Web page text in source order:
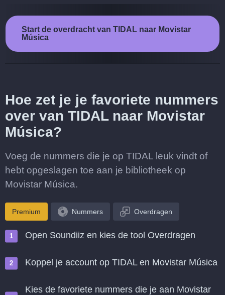
Start de overdracht van TIDAL naar Movistar
Música
Hoe zet je je favoriete nummers
over van TIDAL naar Movistar
Música?
Voeg de nummers die je op TIDAL leuk vindt of
hebt opgeslagen toe aan je bibliotheek op
Movistar Música.
Premium Nummers Overdragen
Open Soundiiz en kies de tool Overdragen
Koppel je account op TIDAL en Movistar Música
Kies de favoriete nummers die je aan Movistar